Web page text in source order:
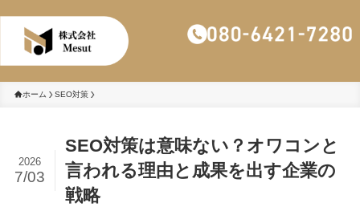
ホーム SEO対策
SEO対策は意味ない？オワコンと
言われる理由と成果を出す企業の
戦略
2026
7/03